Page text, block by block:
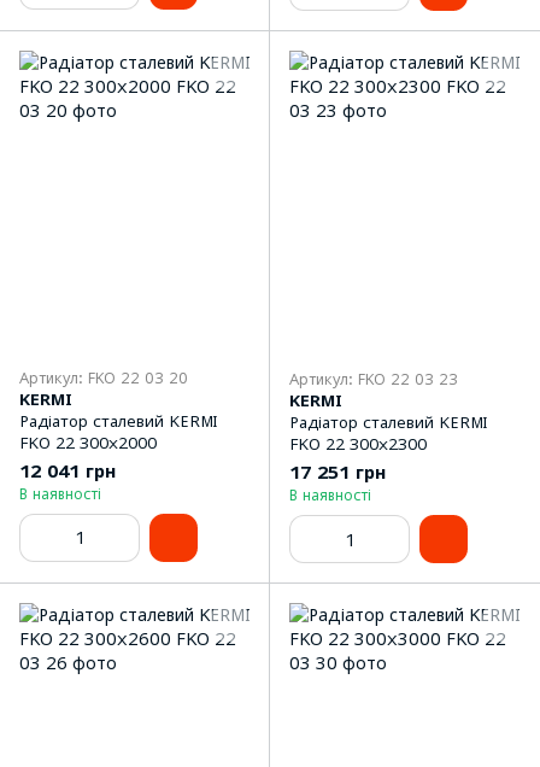
Артикул: FKO 22 03 20
KERMI
Радіатор сталевий KERMI
FKO 22 300x2000
12 041 грн
В наявності
Артикул: FKO 22 03 23
KERMI
Радіатор сталевий KERMI
FKO 22 300x2300
17 251 грн
В наявності